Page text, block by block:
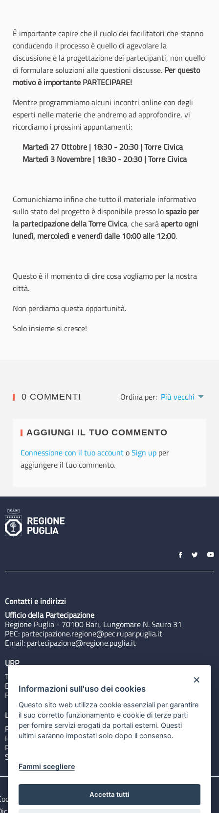
È importante capire che il ruolo dei facilitatori che stanno
conducendo il processo è quello di agevolare la
discussione e la progettazione dei partecipanti, non quello
di formulare soluzioni alle questioni discusse. Per questo
motivo è importante PARTECIPARE!
Mentre programmiamo alcuni incontri online con degli
esperti nelle materie che andremo ad approfondire, vi
ricordiamo i prossimi appuntamenti:
Martedì 27 Ottobre | 18:30 - 20:30 | Torre Civica
Martedì 3 Novembre | 18:30 - 20:30 | Torre Civica
Comunichiamo infine che tutto il materiale informativo
sullo stato del progetto è disponibile presso lospazio per
la partecipazione della Torre Civica, che saràaperto ogni
lunedì, mercoledì e venerdì dalle 10:00 alle 12:00.
Questo è il momento di dire cosa vogliamo per la nostra
città.
Non perdiamo questa opportunità.
Solo insieme si cresce!
0 COMMENTI Ordina per: Più vecchi
AGGIUNGI IL TUO COMMENTO
Connessione con il tuo accountoSign up per
aggiungere il tuo commento.
Contatti e indirizzi
Ufficio della Partecipazione
Regione Puglia - 70100 Bari, Lungomare N. Sauro 31
PEC: partecipazione.regione@pec.rupar.puglia.it
Email: partecipazione@regione.puglia.it
URP
Tel: 800713939
Email:quiregione@regione.puglia.it
Rubrica
Link utili
Portale Istituzionale
PO FESR Puglia 2014-2020
PSR Puglia 2014-2020
Sistema Puglia
e privacy
Note legali
×
Informazioni sull'uso dei cookies
Questo sito web utilizza cookie essenziali per garantire
il suo corretto funzionamento e cookie di terze parti
per fornire servizi erogati da portali esterni. Questi
ultimi saranno impostati solo dopo il consenso.
Fammi scegliere
Accetta tutti